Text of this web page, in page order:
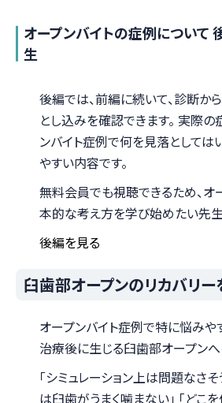
オープンバイトの症例について
生
後編では、前編に続いて、診断か
とし込みを確認できます。 実際の
ンバイト症例で何を見落として
やすい内容です。
無料会員でも視聴できるため、オ
本的な考え方を学び始めたい先生
後編を見る
臼歯部オープンのリカバリー
オープンバイト症例で特に悩みや
治療後に生じる臼歯部オープンへ
「シミュレーション上は問題なさ
は臼歯がうまく噛まない」 「どこ